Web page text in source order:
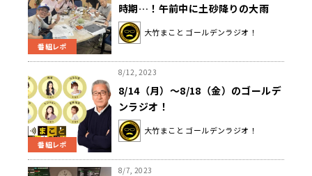
番組レポ
時期…！午前中に土砂降りの大雨
が…
大竹まこと ゴールデンラジオ！
番組レポ
8/12, 2023
8/14（月）～8/18（金）のゴールデ
ンラジオ！
大竹まこと ゴールデンラジオ！
8/7, 2023